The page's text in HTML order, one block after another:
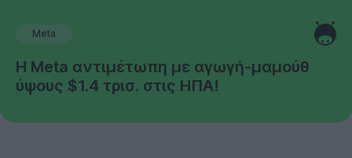
Meta
Η Meta αντιμέτωπη με αγωγή-μαμούθ
ύψους $1.4 τρισ. στις ΗΠΑ!